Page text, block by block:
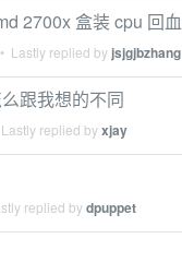
2700x 盒装 cpu 回血
• Lastly replied by jsjgjbzhang
跟我想的不同
replied byxjay
replied bydpuppet